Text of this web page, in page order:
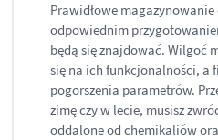
Prawidłowe magazynowanie
odpowiednim
będą się znajdować. Wilgoć
się na ich funkcjonalności, a
pogorszenia parametrów.
zimę czy w lecie, musisz
oddalone od chemikaliów